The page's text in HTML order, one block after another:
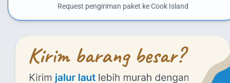
Intrasia.id menawarkan biaya kirim paket ke Cook Island yang
kompetitif tanpa mengorbankan kualitas layanan. Berikut
menggunakan layanan kami:
Layanan Udara (Express):
Di bawah 1 kg: mulai dari Rp 1.581.000
Request pengiriman paket ke Cook Island